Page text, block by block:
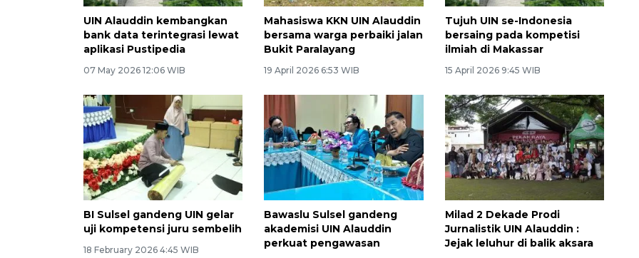
UIN Alauddin kembangkan
bank data terintegrasi lewat
aplikasi Pustipedia
07 May 2026 12:06 WIB
Mahasiswa KKN UIN Alauddin
bersama warga perbaiki jalan
Bukit Paralayang
19 April 2026 6:53 WIB
Tujuh UIN se-Indonesia
bersaing pada kompetisi
ilmiah di Makassar
15 April 2026 9:45 WIB
BI Sulsel gandeng UIN gelar
uji kompetensi juru sembelih
18 February 2026 4:45 WIB
Bawaslu Sulsel gandeng
akademisi UIN Alauddin
perkuat pengawasan
Milad 2 Dekade Prodi
Jurnalistik UIN Alauddin :
Jejak leluhur di balik aksara